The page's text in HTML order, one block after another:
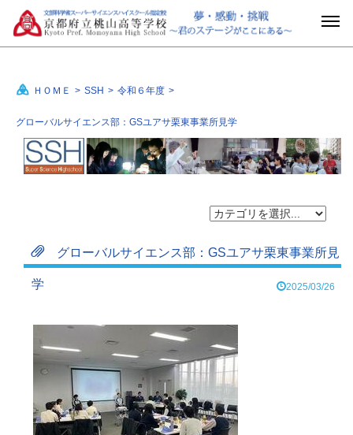
ＨＯＭＥ > SSH > 令和６年度 >
グローバルサイエンス部：GSユアサ栗東事業所見学
グローバルサイエンス部：GSユアサ栗東事業所見
学 2025/03/26